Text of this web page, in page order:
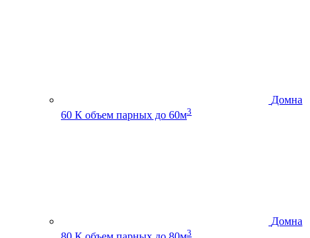
Домна
60 К объем парных до 60м3
Домна
3